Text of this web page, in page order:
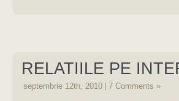
RELATIILE PE
septembrie 12th, 2010 7 Comments »